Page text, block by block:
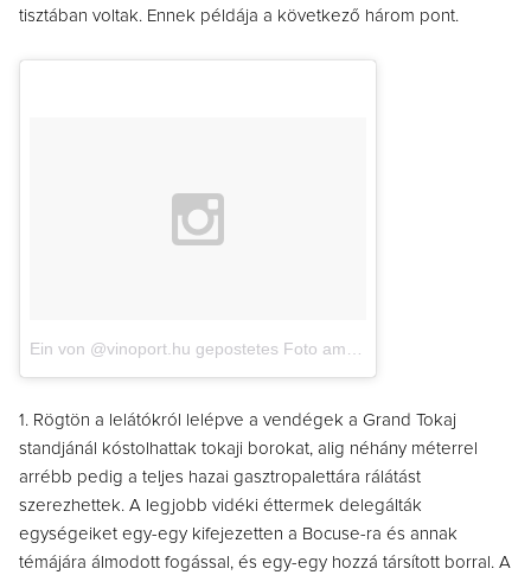
tisztában voltak. Ennek példája a következő három pont.
Ein von @vinoport.hu gepostetes Foto am 11. Mai 2016 um 3:44
1. Rögtön a lelátókról lelépve a vendégek a Grand Tokaj
standjánál kóstolhattak tokaji borokat, alig néhány méterrel
arrébb pedig a teljes hazai gasztropalettára rálátást
szerezhettek. A legjobb vidéki éttermek delegálták
egységeiket egy-egy kifejezetten a Bocuse-ra és annak
témájára álmodott fogással, és egy-egy hozzá társított borral. A